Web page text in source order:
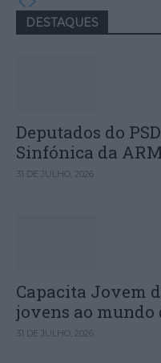
DESTAQUES
Deputados do
Sinfónica da
31 DE JULHO, 2026
Capacita Jovem
jovens ao mundo
31 DE JULHO, 2026